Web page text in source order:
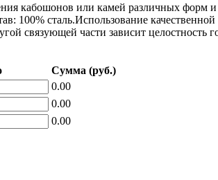
кабошонов или камей различных форм
100% сталь.Использование
связующей части зависит целостность
Сумма (руб.)
0.00
0.00
0.00